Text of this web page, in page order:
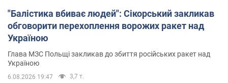
"Балістика вбиває людей": Сікорський закликав
обговорити перехоплення ворожих ракет над
Україною
Глава МЗС Польщі закликав до збиття російських ракет над
Україною
6.08.2026 19:47 3,7 т.